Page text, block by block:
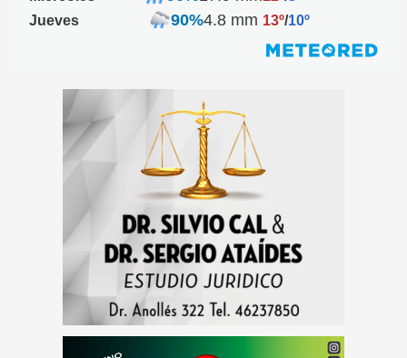
Jueves
90%4.8 mm 13º/10º